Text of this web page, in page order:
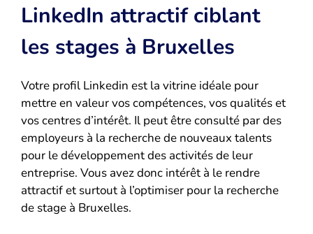
LinkedIn attractif ciblant
les stages à Bruxelles
Votre profil Linkedin est la vitrine idéale pour
mettre en valeur vos compétences, vos qualités et
vos centres d’intérêt. Il peut être consulté par des
employeurs à la recherche de nouveaux talents
pour le développement des activités de leur
entreprise. Vous avez donc intérêt à le rendre
attractif et surtout à l’optimiser pour la recherche
de stage à Bruxelles.